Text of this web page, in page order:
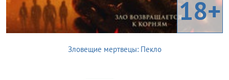
18+
Зловещие мертвецы: Пекло